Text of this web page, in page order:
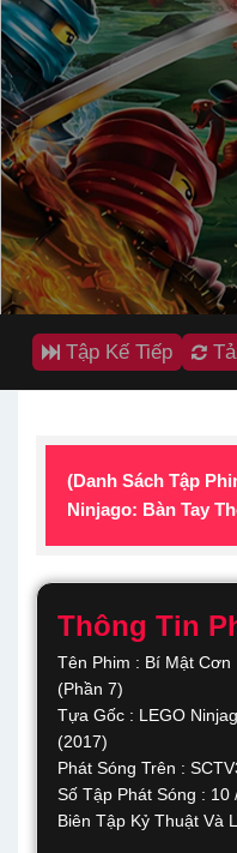
Tập Kế Tiếp
(Danh Sách Tập
Ninjago: Bàn Tay
Thông Tin
Tên Phim : Bí Mật Cơn
(Phần 7)
Tựa Gốc : LEGO
(2017)
Phát Sóng Trên :
Số Tập Phát Sóng : 10
Biên Tập Kỷ Thuật Và